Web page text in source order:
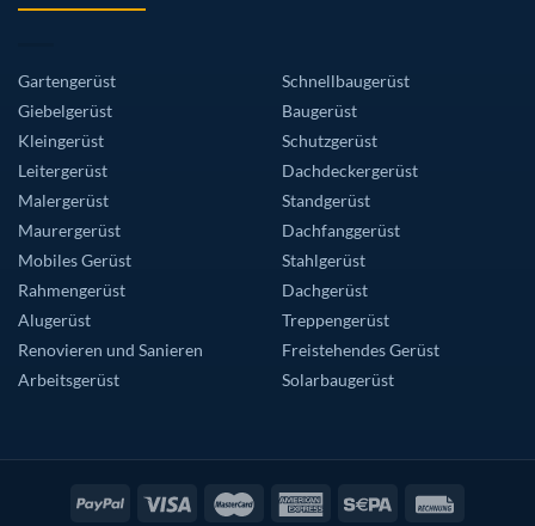
Gartengerüst
Giebelgerüst
Kleingerüst
Leitergerüst
Malergerüst
Maurergerüst
Mobiles Gerüst
Rahmengerüst
Alugerüst
Renovieren und Sanieren
Arbeitsgerüst
Schnellbaugerüst
Baugerüst
Schutzgerüst
Dachdeckergerüst
Standgerüst
Dachfanggerüst
Stahlgerüst
Dachgerüst
Treppengerüst
Freistehendes Gerüst
Solarbaugerüst